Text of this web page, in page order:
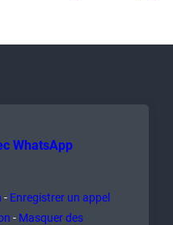
WhatsApp
Enregistrer un appel
Masquer des